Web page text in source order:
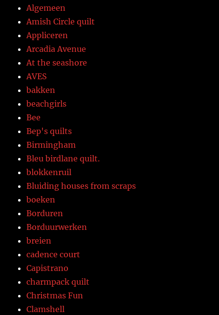
Algemeen
Amish Circle quilt
Appliceren
Arcadia Avenue
At the seashore
AVES
bakken
beachgirls
Bee
Bep's quilts
Birmingham
Bleu birdlane quilt.
blokkenruil
Bluiding houses from scraps
boeken
Borduren
Borduurwerken
breien
cadence court
Capistrano
charmpack quilt
Christmas Fun
Clamshell